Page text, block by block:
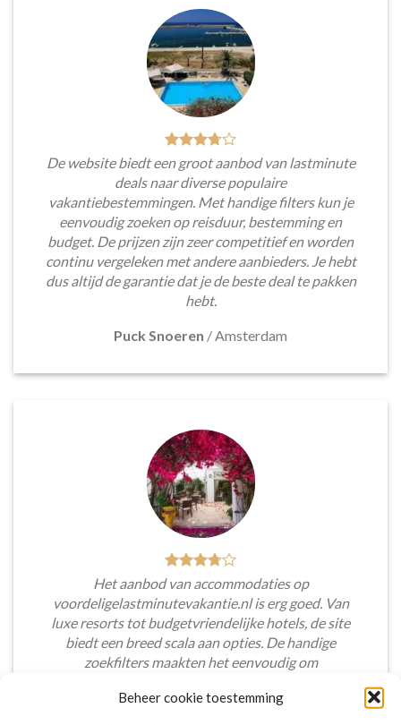
Beheer cookie toestemming
De website biedt een groot aanbod van lastminute
deals naar diverse populaire
vakantiebestemmingen. Met handige filters kun je
eenvoudig zoeken op reisduur, bestemming en
budget. De prijzen zijn zeer competitief en worden
continu vergeleken met andere aanbieders. Je hebt
dus altijd de garantie dat je de beste deal te pakken
hebt.
Puck Snoeren /Amsterdam
Het aanbod van accommodaties op
voordeligelastminutevakantie.nl is erg goed. Van
luxe resorts tot budgetvriendelijke hotels, de site
biedt een breed scala aan opties. De handige
zoekfilters maakten het eenvoudig om
voorkeuren en budget.